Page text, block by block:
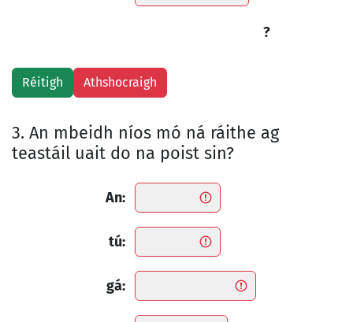
?
3. An mbeidh níos mó ná ráithe ag
teastáil uait do na poist sin?
An:
tú:
gá: